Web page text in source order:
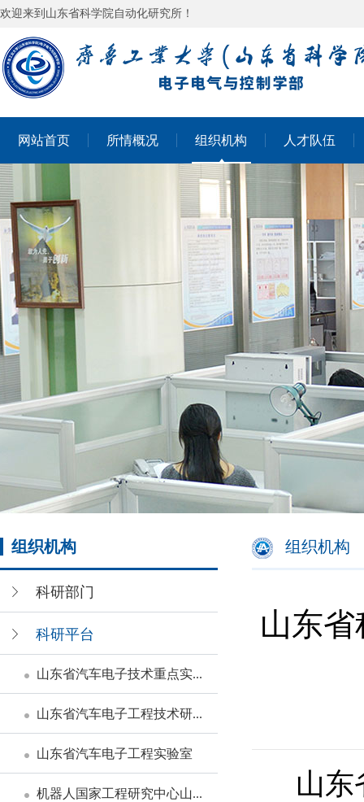
欢迎来到山东省科学院自动化研究所！
网站首页 所情概况 组织机构 人才队伍
组织机构
科研部门
科研平台
山东省汽车电子技术重点实...
山东省汽车电子工程技术研...
山东省汽车电子工程实验室
机器人国家工程研究中心山...
组织机构
山东
山东